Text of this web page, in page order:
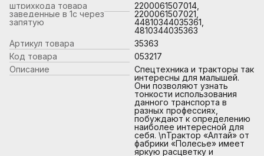
штрихкода товара
заведенные в 1с через
запятую
2200061507014,
2200061507021,
44810344035361,
4810344035363
Артикул товара
35363
Код товара
053217
Описание
Спецтехника и тракторы так
интересны для малышей.
Они позволяют узнать
тонкости использования
данного транспорта в
разных профессиях,
побуждают к определению
наиболее интересной для
себя. \nТрактор «Алтай» от
фабрики «Полесье» имеет
яркую расцветку и